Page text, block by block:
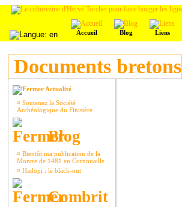
Accueil Blog Liens
Documents bretons
Actualité
¤ Soutenez la Société
Archéologique du Finistère
Blog
¤ Bientôt ma publication de la
Montre de 1481 en Cornouaille
¤ Hadopi : le black-out
Combrit